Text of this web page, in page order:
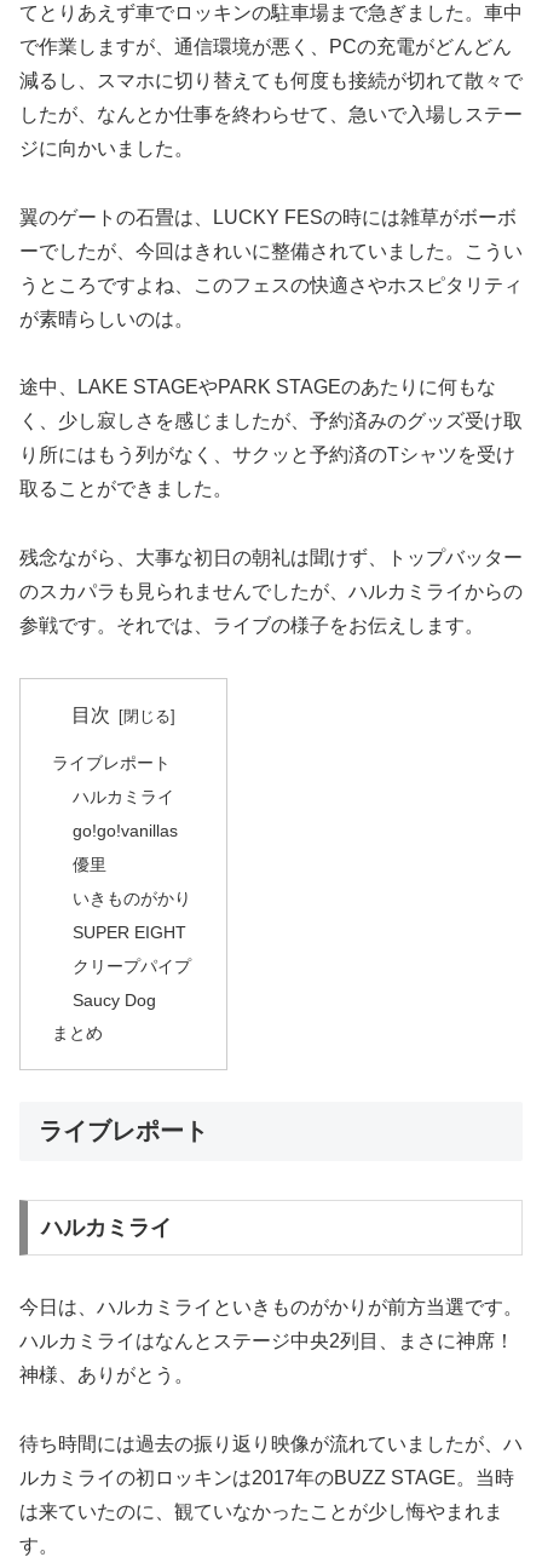
てとりあえず車でロッキンの駐車場まで急ぎました。車中
で作業しますが、通信環境が悪く、PCの充電がどんどん
減るし、スマホに切り替えても何度も接続が切れて散々で
したが、なんとか仕事を終わらせて、急いで入場しステー
ジに向かいました。
翼のゲートの石畳は、LUCKY FESの時には雑草がボーボ
ーでしたが、今回はきれいに整備されていました。こうい
うところですよね、このフェスの快適さやホスピタリティ
が素晴らしいのは。
途中、LAKE STAGEやPARK STAGEのあたりに何もな
く、少し寂しさを感じましたが、予約済みのグッズ受け取
り所にはもう列がなく、サクッと予約済のTシャツを受け
取ることができました。
残念ながら、大事な初日の朝礼は聞けず、トップバッター
のスカパラも見られませんでしたが、ハルカミライからの
参戦です。それでは、ライブの様子をお伝えします。
目次
ライブレポート
ハルカミライ
go!go!vanillas
優里
いきものがかり
SUPER EIGHT
クリープパイプ
Saucy Dog
まとめ
ライブレポート
ハルカミライ
今日は、ハルカミライといきものがかりが前方当選です。
ハルカミライはなんとステージ中央2列目、まさに神席！
神様、ありがとう。
待ち時間には過去の振り返り映像が流れていましたが、ハ
ルカミライの初ロッキンは2017年のBUZZ STAGE。当時
は来ていたのに、観ていなかったことが少し悔やまれま
す。